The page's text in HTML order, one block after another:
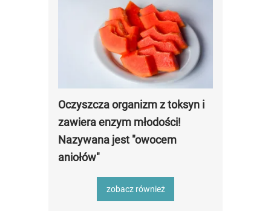
Oczyszcza organizm z toksyn i
zawiera enzym młodości!
Nazywana jest "owocem
aniołów"
zobacz również